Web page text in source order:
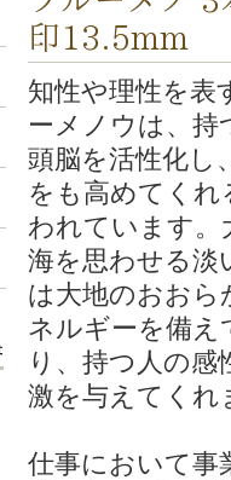
印13.5mm
知性や理性を表
ーメノウは、持
頭脳を活性化し
をも高めてくれ
われています。
海を思わせる淡
は大地のおおら
ネルギーを備え
り、持つ人の感
激を与えてくれ
仕事において事